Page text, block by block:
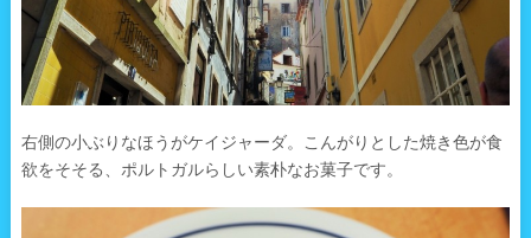
右側の小ぶりなほうがケイジャーダ。こんがりとした焼き色が食
欲をそそる、ポルトガルらしい素朴なお菓子です。